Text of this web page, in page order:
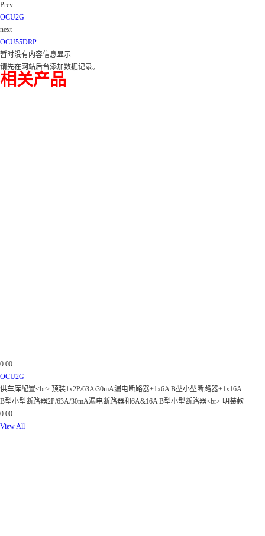
Prev
OCU2G
next
OCU55DRP
暂时没有内容信息显示
请先在网站后台添加数据记录。
相关产品
0.00
OCU2G
供车库配置<br> 预装1x2P/63A/30mA漏电断路器+1x6A B型小型断路器+1x16A
B型小型断路器2P/63A/30mA漏电断路器和6A&16A B型小型断路器<br> 明装款
0.00
View All